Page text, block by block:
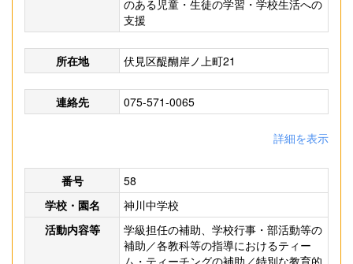
のある児童・生徒の学習・学校生活への
支援
所在地 伏見区醍醐岸ノ上町21
連絡先 075-571-0065
詳細を表示
番号
58
学校・園名
神川中学校
活動内容等
学級担任の補助、学校行事・部活動等の
補助／各教科等の指導におけるティー
ム・ティーチングの補助／特別な教育的